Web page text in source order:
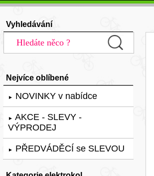
Vyhledávání
Nejvíce oblíbené
► NOVINKY v nabídce
► AKCE - SLEVY -
VÝPRODEJ
► PŘEDVÁDĚCÍ se SLEVOU